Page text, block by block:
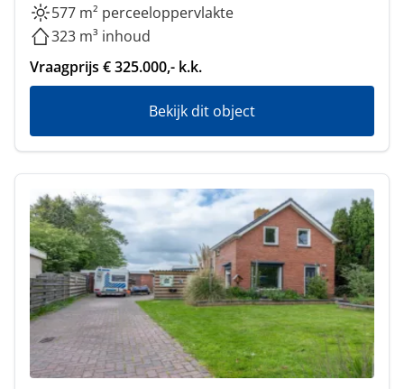
577 m² perceeloppervlakte
323 m³ inhoud
Vraagprijs € 325.000,- k.k.
Bekijk dit object